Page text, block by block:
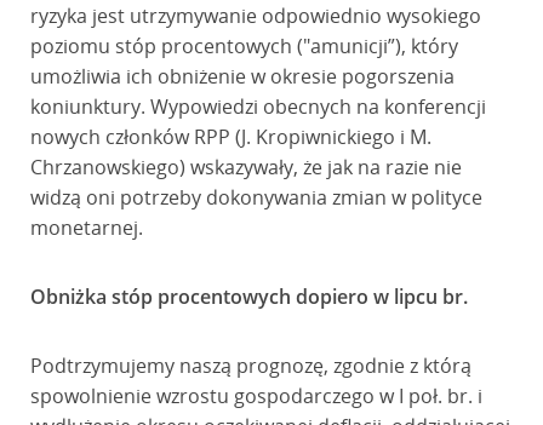
ryzyka jest utrzymywanie odpowiednio wysokiego
poziomu stóp procentowych ("amunicji”), który
umożliwia ich obniżenie w okresie pogorszenia
koniunktury. Wypowiedzi obecnych na konferencji
nowych członków RPP (J. Kropiwnickiego i M.
Chrzanowskiego) wskazywały, że jak na razie nie
widzą oni potrzeby dokonywania zmian w polityce
monetarnej.
Obniżka stóp procentowych dopiero w lipcu br.
Podtrzymujemy naszą prognozę, zgodnie z którą
spowolnienie wzrostu gospodarczego w I poł. br. i